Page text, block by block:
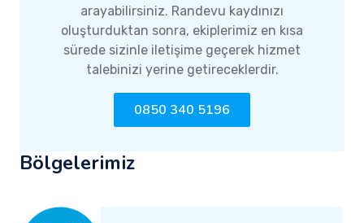
arayabilirsiniz. Randevu kaydınızı
oluşturduktan sonra, ekiplerimiz en kısa
sürede sizinle iletişime geçerek hizmet
talebinizi yerine getireceklerdir.
0850 340 5196
Bölgelerimiz